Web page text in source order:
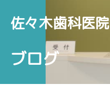
佐々木歯科医院
ブログ